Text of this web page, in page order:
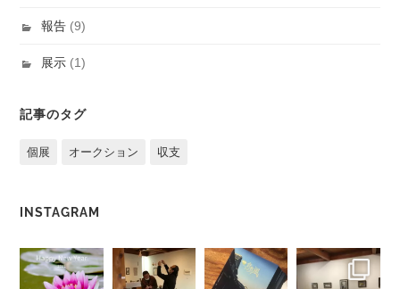
報告 (9)
展示 (1)
記事のタグ
個展 オークション 収支
INSTAGRAM